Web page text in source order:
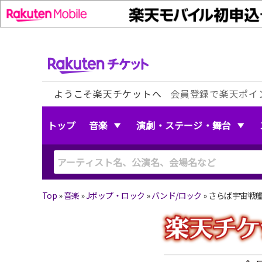
ようこそ楽天チケットへ 会員登録で楽天ポ
トップ 音楽 演劇・ステージ・舞台
Top »音楽 »Jポップ・ロック »バンド/ロック » さらば宇宙戦